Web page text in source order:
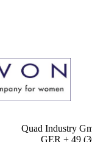
Quad Industry
GER + 49